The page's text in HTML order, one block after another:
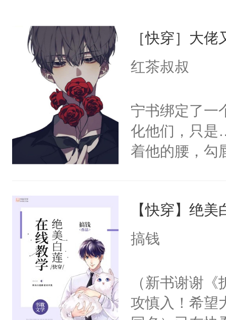
［快穿］大
红茶叔叔
宁书绑定了一
化他们，只是
着他的腰，勾
来，给老公
用力——为你
【快穿】绝
搞钱
（新书谢谢
攻慎入！希望